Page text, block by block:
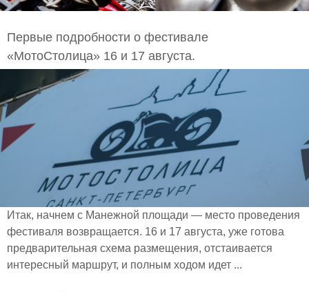
Первые подробности о фестивале
«МотоСтолица» 16 и 17 августа.
Итак, начнем с Манежной площади — место проведения
фестиваля возвращается. 16 и 17 августа, уже готова
предварительная схема размещения, отстаивается
интересный маршрут, и полным ходом идет ...